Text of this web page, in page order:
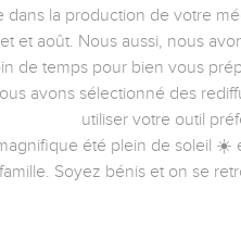
dans la production de votre
et août. Nous aussi, nous
de temps pour bien vous
avons sélectionné des
utiliser votre outil
été plein de soleil
Soyez bénis et on se